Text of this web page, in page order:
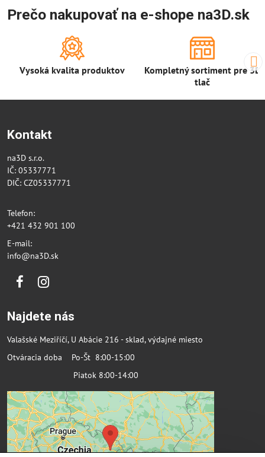
Prečo nakupovať na e-shope na3D.sk
Vysoká kvalita produktov
Kompletný sortiment pre 3D
tlač
Kontakt
na3D s.r.o.
IČ: 05337771
DIČ: CZ05337771
Telefon:
+421 432 901 100
E-mail:
info@na3D.sk
FacebookInstagram
Najdete nás
Valašské Meziříčí, U Abácie 216 - sklad, výdajné miesto
Otváracia doba Po-Št 8:00-15:00
Piatok 8:00-14:00